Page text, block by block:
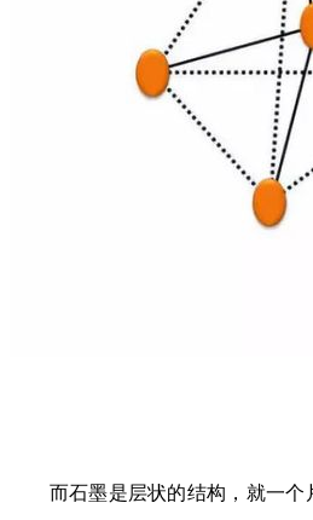
而石墨是层状的结构，就一个